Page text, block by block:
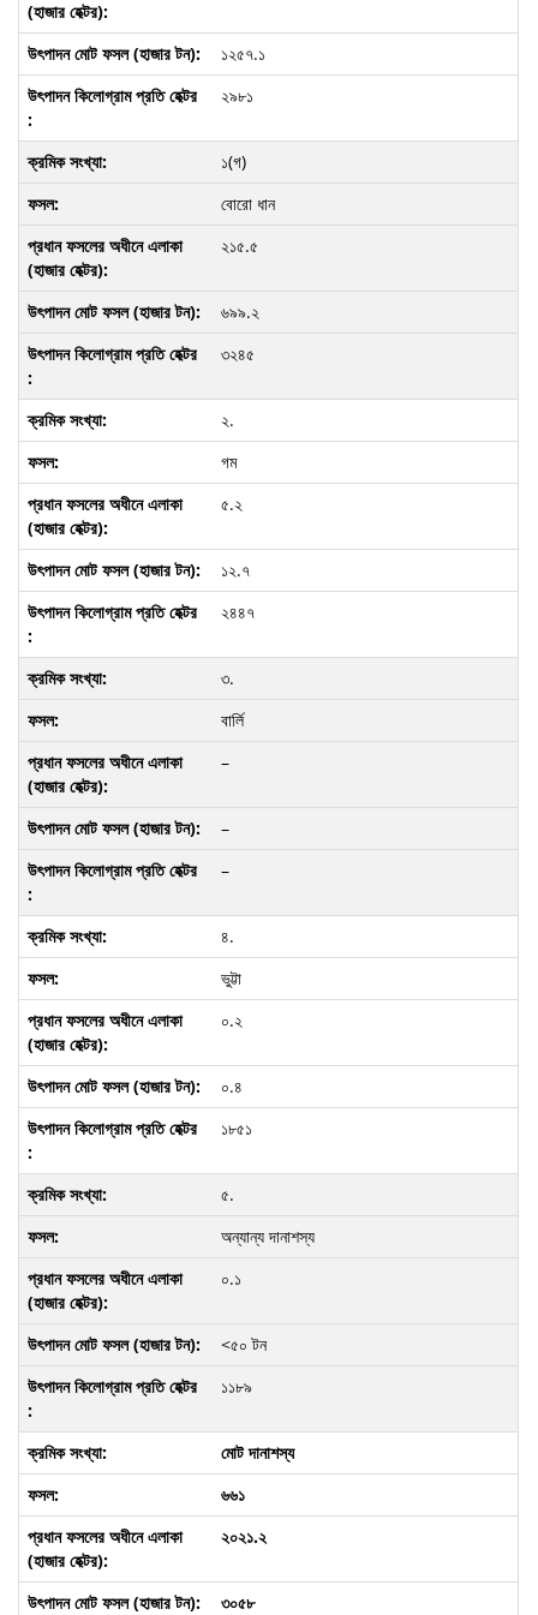
১২৫৭.১
২৯৮১
১(গ)
বোরো ধান
২১৫.৫
৬৯৯.২
৩২৪৫
২.
গম
৫.২
১২.৭
২৪৪৭
৩.
বার্লি
–
–
–
৪.
ভুট্টা
০.২
০.৪
১৮৫১
৫.
অন্যান্য দানাশস্য
০.১
<৫০ টন
১১৮৯
মোট দানাশস্য
৬৬১
২০২১.২
৩০৫৮